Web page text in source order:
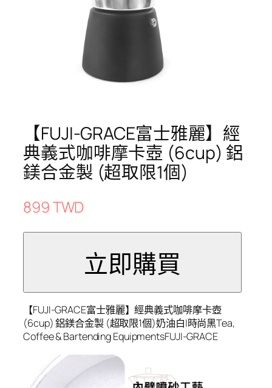
【FUJI-GRACE富士雅麗】經
典義式咖啡摩卡壺 (6cup) 鋁
鎂合金製 (超取限1個)
899 TWD
【FUJI-GRACE富士雅麗】經典義式咖啡摩卡壺
(6cup) 鋁鎂合金製 (超取限1個)奶油白|時尚黑Tea,
Coffee & Bartending EquipmentsFUJI-GRACE